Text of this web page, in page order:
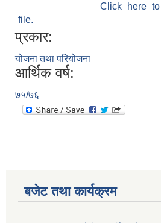
Click here
file.
प्रकार:
योजना तथा परियोजना
आर्थिक वर्ष:
७५/७६
बजेट तथा कार्यक्रम